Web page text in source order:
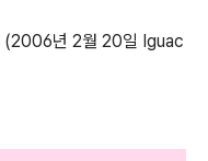
(2006년 2월 20일 Iguac